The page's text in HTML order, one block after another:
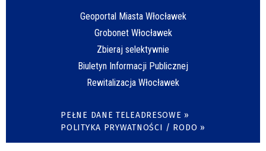
Geoportal Miasta Włocławek
Grobonet Włocławek
Zbieraj selektywnie
Biuletyn Informacji Publicznej
Rewitalizacja Włocławek
PEŁNE DANE TELEADRESOWE »
POLITYKA PRYWATNOŚCI / RODO »